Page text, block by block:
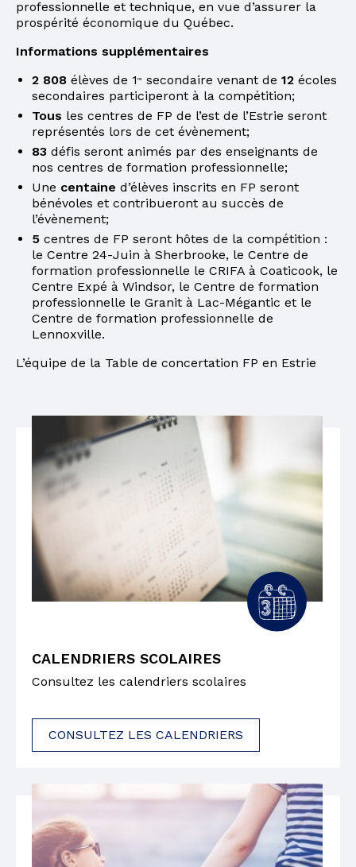
professionnelle et technique, en vue d’assurer la
prospérité économique du Québec.
Informations supplémentaires
2 808 élèves de 1 re secondaire venant de 12 écoles
secondaires participeront à la compétition;
Tous les centres de FP de l’est de l’Estrie seront
représentés lors de cet évènement;
83 défis seront animés par des enseignants de
nos centres de formation professionnelle;
Une centaine d’élèves inscrits en FP seront
bénévoles et contribueront au succès de
l’évènement;
5 centres de FP seront hôtes de la compétition :
le Centre 24-Juin à Sherbrooke, le Centre de
formation professionnelle le CRIFA à Coaticook, le
Centre Expé à Windsor, le Centre de formation
professionnelle le Granit à Lac-Mégantic et le
Centre de formation professionnelle de
Lennoxville.
L’équipe de la Table de concertation FP en Estrie
CALENDRIERS SCOLAIRES
Consultez les calendriers scolaires
CONSULTEZ LES CALENDRIERS